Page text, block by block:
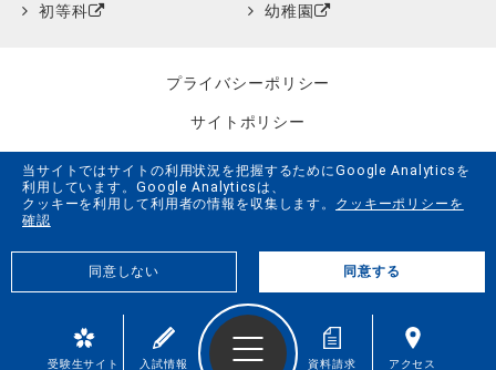
受験生サイト 入試情報 資料請求 アクセス
当サイトではサイトの利用状況を把握するためにGoogle Analyticsを
利用しています。Google Analyticsは、
クッキーを利用して利用者の情報を収集します。 クッキーポリシーを
確認
同意しない 同意する
初等科 幼稚園
プライバシーポリシー
サイトポリシー
クッキーポリシー
サイトマップ
© Gakushuin University All Rights Reserved.